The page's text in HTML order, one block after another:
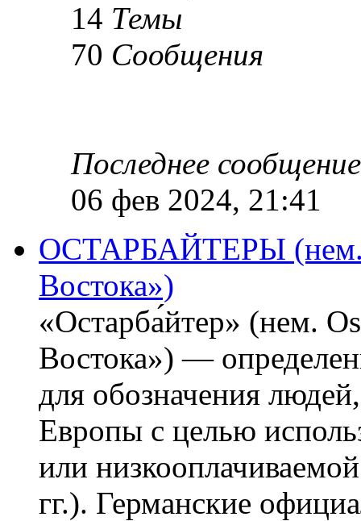
14 Темы
70 Сообщения
Последнее сообщение
06 фев 2024, 21:41
ОСТАРБАЙТЕРЫ (нем.
Востока»)
«Остарба́йтер» (нем.
Востока») —
для обозначения
Европы с целью
или
гг.). Германские